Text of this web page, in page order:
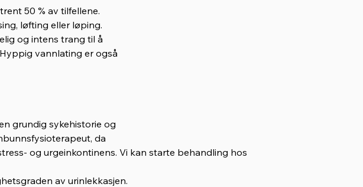
50 % av tilfellene.
løfting eller løping.
og intens trang til å
vannlating er også
grundig sykehistorie og
da
og urgeinkontinens. Vi kan starte behandling hos
av urinlekkasjen.